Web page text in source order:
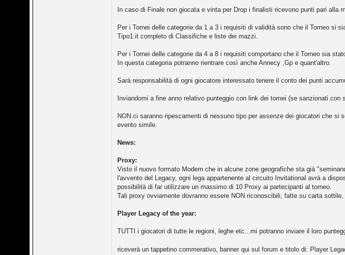
In caso di Finale non giocata e vinta per Drop i finalisti ricevono punti pari alla
Per i Tornei delle categorie da 1 a 3 i requisiti di validità sono che il Torneo si
Tipo1.it completo di Classifiche e liste dei mazzi.
Per i Tornei delle categorie da 4 a 8 i requisiti comportano che il Torneo sia
In questa categoria potranno rientrare così anche Annecy ,Gp e quant'altro.
Sarà responsabilità di ogni giocatore interessato tenere il conto dei punti
Inviandomi a fine anno relativo punteggio con link dei tornei (se sanzionati
NON ci saranno ripescamenti di nessuno tipo per assenze dei giocatori che
evento simile.
News:
Proxy:
Visto il nuovo formato Modern che in alcune zone geografiche sta già
l'avvento del Legacy, ogni lega appartenente al circuito Invitational avrà a
possibilità di far utilizzare un massimo di 10 Proxy ai partecipanti al torneo.
Tali proxy ovviamente dovranno essere NON riconoscibili, fatte su carta
Player Legacy of the year:
TUTTI i giocatori di tutte le regioni, leghe etc...mi potranno inviare il loro
riceverà un tappetino commerativo, banner qui sul forum e titolo di: Player